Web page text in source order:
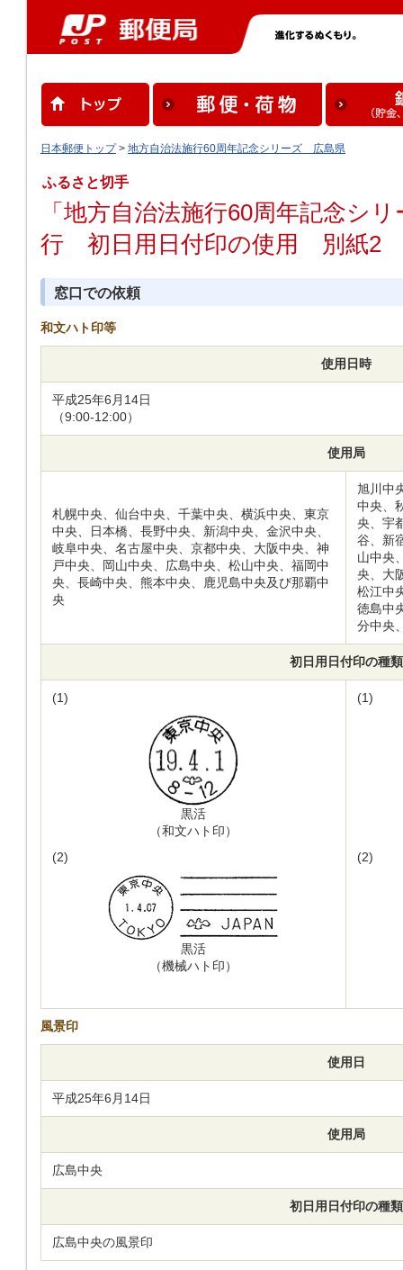
日本郵便トップ> 地方自治法施行60周年記念シリーズ 広島県
ふるさと切手
「地方自治法施行60周年記念シ
行 初日用日付印の使用 別紙2
窓口での依頼
和文ハト印等
使用日時
平成25年6月14日
（9:00-12:00）
使用局
札幌中央、仙台中央、千葉中央、横浜中央、東京
中央、日本橋、長野中央、新潟中央、金沢中央、
岐阜中央、名古屋中央、京都中央、大阪中央、神
戸中央、岡山中央、広島中央、松山中央、福岡中
央、長崎中央、熊本中央、鹿児島中央及び那覇中
央
旭川中
中央、
央、宇
谷、新
山中央
央、大
松江中
徳島中
分中央
初日用日付印の種類
(1)
黒活
（和文ハト印）
(2)
黒活
（機械ハト印）
(1)
(2)
風景印
使用日
平成25年6月14日
使用局
広島中央
初日用日付印の種類
広島中央の風景印